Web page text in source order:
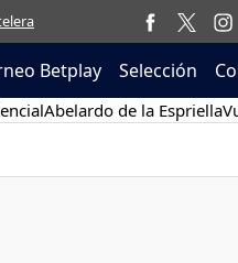
Betplay Selección
Abelardo de la Espriella